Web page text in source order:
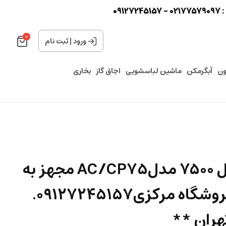
ورود|ثبت نام 0
آبگرمکن ماشین لباسشویی اجاق گاز بخاری
کولر سلولزی آبسال 7500 مدلAC/CP7۵ مجهز به
ریموت کنترل **فروشگاه مرکزی۰۹۱۲۷۲۴۵۱۵۷.
**